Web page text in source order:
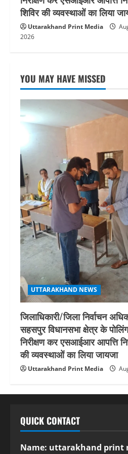
शिविर की व्यवस्थाओं का लिया
Uttarakhand Print Media
2026
YOU MAY HAVE MISSED
UTTARAKHAND NEWS
जिलाधिकारी/जिला निर्वाचन
सहसपुर विधानसभा क्षेत्र के
निरीक्षण कर एसआईआर आपत्ति
की व्यवस्थाओं का लिया जायजा
Uttarakhand Print Media
QUICK CONTACT
Name: uttarakhand print